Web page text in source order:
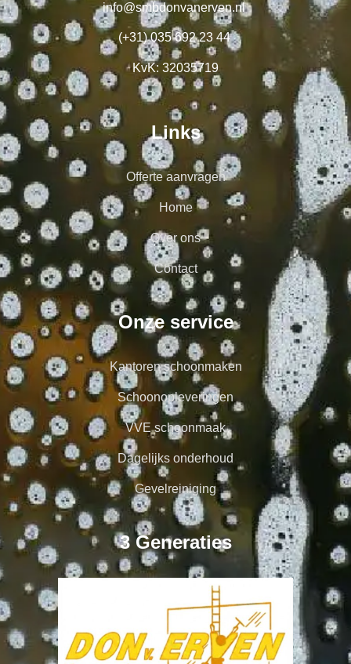
info@smbdonvanerven.nl
(+31) 035 692 23 44
KvK: 32035719
Links
Offerte aanvragen
Home
Over ons
Contact
Onze service
Kantoren schoonmaken
Schoonopleveringen
VVE schoonmaak
Dagelijks onderhoud
Gevelreiniging
3 Generaties